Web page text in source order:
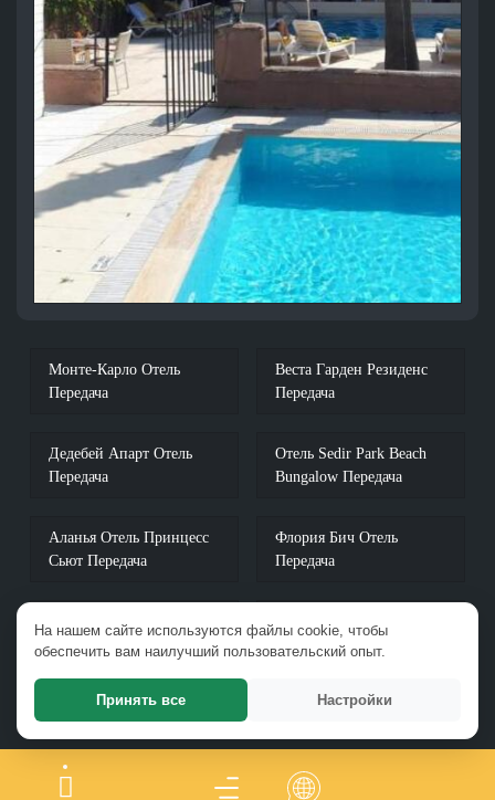
На нашем сайте используются файлы cookie, чтобы
обеспечить вам наилучший пользовательский опыт.
Принять все Настройки
Монте-Карло Отель
Передача
Веста Гарден Резиденс
Передача
Дедебей Апарт Отель
Передача
Отель Sedir Park Beach
Bungalow Передача
Аланья Отель Принцесс
Сьют Передача
Флория Бич Отель
Передача
Отель Abacus Sun Garden
в Аланье Передача
Отель G Передача